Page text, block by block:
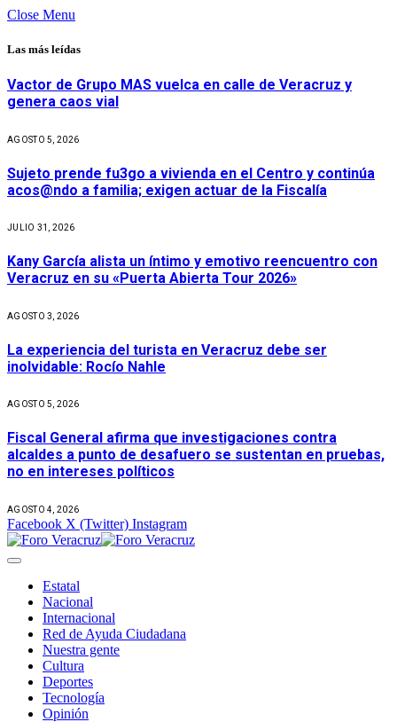
Close Menu
Las más leídas
Vactor de Grupo MAS vuelca en calle de Veracruz y
genera caos vial
AGOSTO 5, 2026
Sujeto prende fu3go a vivienda en el Centro y continúa
acos@ndo a familia; exigen actuar de la Fiscalía
JULIO 31, 2026
Kany García alista un íntimo y emotivo reencuentro con
Veracruz en su «Puerta Abierta Tour 2026»
AGOSTO 3, 2026
La experiencia del turista en Veracruz debe ser
inolvidable: Rocío Nahle
AGOSTO 5, 2026
Fiscal General afirma que investigaciones contra
alcaldes a punto de desafuero se sustentan en pruebas,
no en intereses políticos
AGOSTO 4, 2026
Facebook X (Twitter) Instagram
Estatal
Nacional
Internacional
Red de Ayuda Ciudadana
Nuestra gente
Cultura
Deportes
Tecnología
Opinión